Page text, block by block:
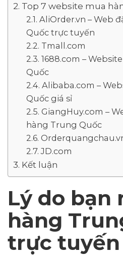
Top 7 website mua
AliOrder.vn – Web
Quốc trực tuyến
Tmall.com
1688.com –
Quốc
Alibaba.com –
Quốc giá sỉ
GiangHuy.com –
hàng Trung Quốc
JD.com
Kết luận
Lý do bạn
hàng
trực tuyến